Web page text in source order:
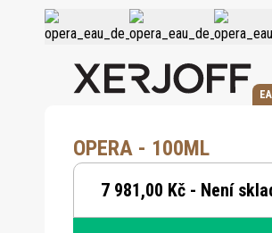
OPERA - 100ML
7 981,00 Kč - Není